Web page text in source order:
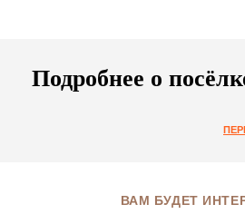
Подробнее о
ВАМ БУДЕТ